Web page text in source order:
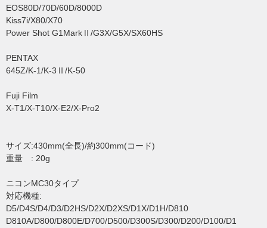
EOS80D/70D/60D/8000D
Kiss7i/X80/X70
Power Shot G1MarkⅡ/G3X/G5X/SX60HS
PENTAX
645Z/K-1/K-3Ⅱ/K-50
Fuji Film
X-T1/X-T10/X-E2/X-Pro2
サイズ:430mm(全長)/約300mm(コード)
重量 : 20g
ニコンMC30タイプ
対応機種:
D5/D4S/D4/D3/D2HS/D2X/D2XS/D1X/D1H/D810
D810A/D800/D800E/D700/D500/D300S/D300/D200/D100/D1